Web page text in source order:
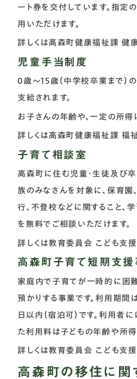
ート券を交付しています。指定
用いただけます。
詳しくは高森町健康福祉課 健
児童手当制度
0歳～15歳（中学校卒業まで）
支給されます。
お子さんの年齢や、一定の所得
詳しくは高森町健康福祉課 福
子育て相談室
高森町に住む児童・生徒及び卒
族のみなさんを対象に、保育園
行、不登校などに関すること、
を無料でご相談いただけます。
詳しくは教育委員会 こども支
高森町子育て短期支援
家庭内で子育てが一時的に困
預かりする事業です。利用期間
日以内（宿泊可）です。利用者
た利用料は子どもの年齢や所得
詳しくは教育委員会 こども支
高森町の移住に関